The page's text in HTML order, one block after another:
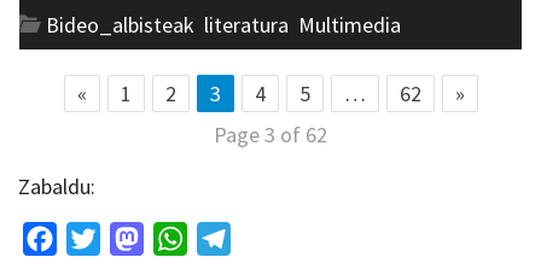
Bideo_albisteak literatura Multimedia
« 1 2 3 4 5 … 62
»
Page 3 of 62
Zabaldu:
FacebookTwitterMastodonWhatsApp